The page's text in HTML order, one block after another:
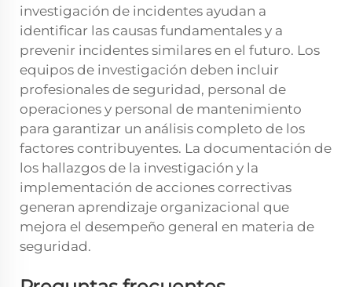
investigación de incidentes ayudan a
identificar las causas fundamentales y a
prevenir incidentes similares en el futuro. Los
equipos de investigación deben incluir
profesionales de seguridad, personal de
operaciones y personal de mantenimiento
para garantizar un análisis completo de los
factores contribuyentes. La documentación de
los hallazgos de la investigación y la
implementación de acciones correctivas
generan aprendizaje organizacional que
mejora el desempeño general en materia de
seguridad.